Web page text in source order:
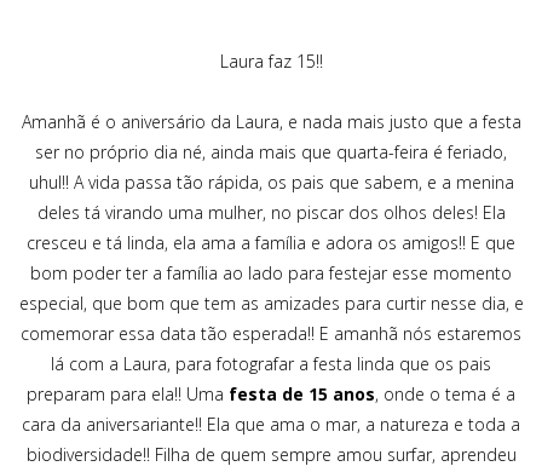
Laura faz 15!!
Amanhã é o aniversário da Laura, e nada mais justo que a festa
ser no próprio dia né, ainda mais que quarta-feira é feriado,
uhul!! A vida passa tão rápida, os pais que sabem, e a menina
deles tá virando uma mulher, no piscar dos olhos deles! Ela
cresceu e tá linda, ela ama a família e adora os amigos!! E que
bom poder ter a família ao lado para festejar esse momento
especial, que bom que tem as amizades para curtir nesse dia, e
comemorar essa data tão esperada!! E amanhã nós estaremos
lá com a Laura, para fotografar a festa linda que os pais
preparam para ela!! Uma festa de 15 anos, onde o tema é a
cara da aniversariante!! Ela que ama o mar, a natureza e toda a
biodiversidade!! Filha de quem sempre amou surfar, aprendeu